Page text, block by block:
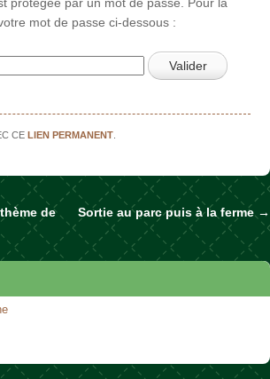
mot de passe ci-dessous :
CELIEN PERMANENT
les articles
de
Sortie au parc puis à la ferme →